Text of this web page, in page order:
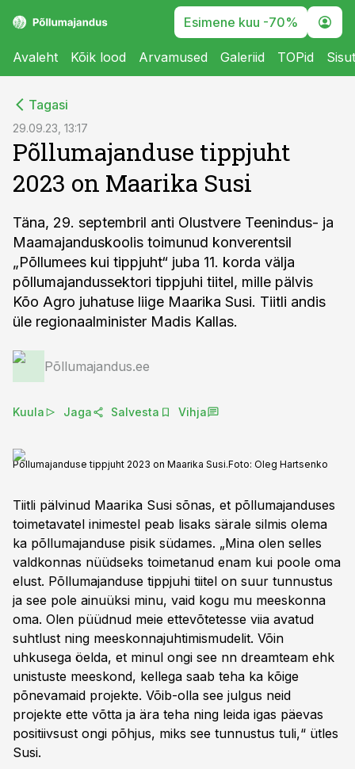
Esimene kuu -70%
Avaleht Kõik lood Arvamused Galeriid TOPid
Tagasi
29.09.23, 13:17
Põllumajanduse tippjuht
2023 on Maarika Susi
Täna, 29. septembril anti Olustvere Teenindus- ja
Maamajanduskoolis toimunud konverentsil
„Põllumees kui tippjuht“ juba 11. korda välja
põllumajandussektori tippjuhi tiitel, mille pälvis
Kõo Agro juhatuse liige Maarika Susi. Tiitli andis
üle regionaalminister Madis Kallas.
Põllumajandus.ee
Kuula Jaga Salvesta Vihja
Põllumajanduse tippjuht 2023 on Maarika Susi.Foto: Oleg Hartsenko
Tiitli pälvinud Maarika Susi sõnas, et põllumajanduses
toimetavatel inimestel peab lisaks särale silmis olema
ka põllumajanduse pisik südames. „Mina olen selles
valdkonnas nüüdseks toimetanud enam kui poole oma
elust. Põllumajanduse tippjuhi tiitel on suur tunnustus
ja see pole ainuüksi minu, vaid kogu mu meeskonna
oma. Olen püüdnud meie ettevõtetesse viia avatud
suhtlust ning meeskonnajuhtimismudelit. Võin
uhkusega öelda, et minul ongi see nn dreamteam ehk
unistuste meeskond, kellega saab teha ka kõige
põnevamaid projekte. Võib-olla see julgus neid
projekte ette võtta ja ära teha ning leida igas päevas
positiivsust ongi põhjus, miks see tunnustus tuli,“ ütles
Susi.